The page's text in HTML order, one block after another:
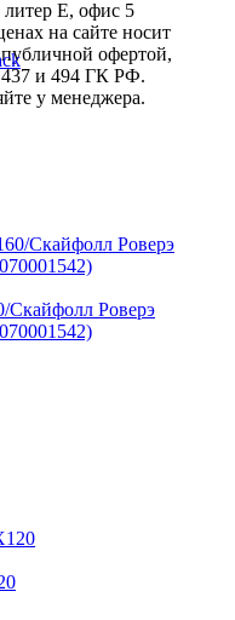
Скайфолл Роверэ
Е, офис 5
на сайте носит
офертой,
437 и 494 ГК РФ.
у менеджера.